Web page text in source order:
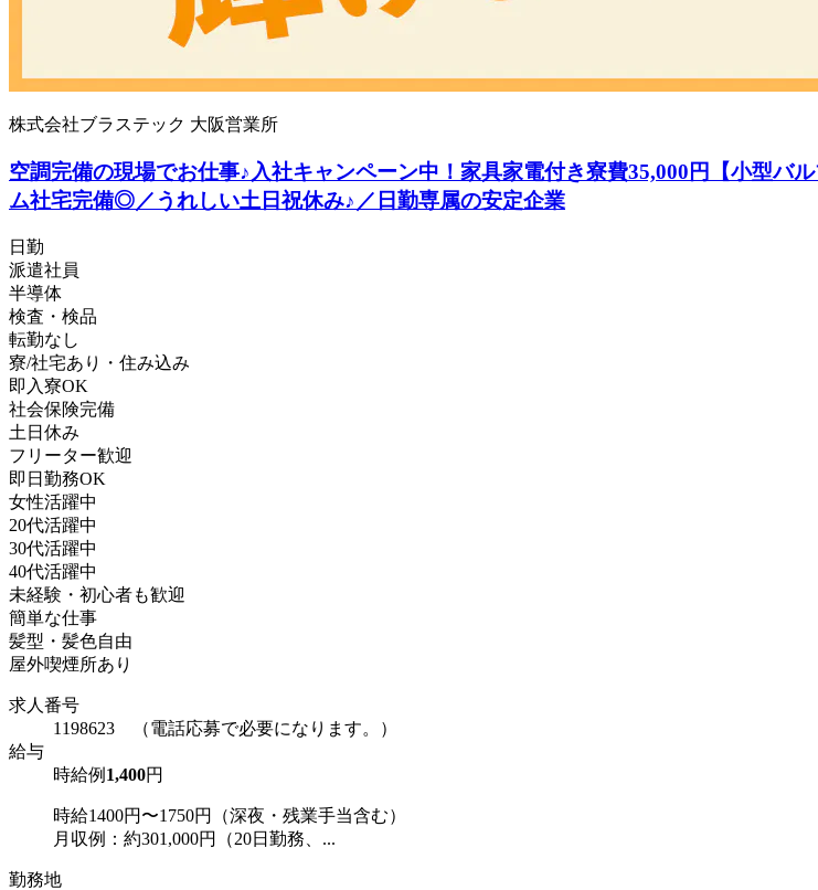
株式会社ブラステック 大阪営業所
空調完備の現場でお仕事♪入社キャンペーン中！家具家電付き寮費35,000円【小型バ
ム社宅完備◎／うれしい土日祝休み♪／日勤専属の安定企業
日勤
派遣社員
半導体
検査・検品
転勤なし
寮/社宅あり・住み込み
即入寮OK
社会保険完備
土日休み
フリーター歓迎
即日勤務OK
女性活躍中
20代活躍中
30代活躍中
40代活躍中
未経験・初心者も歓迎
簡単な仕事
髪型・髪色自由
屋外喫煙所あり
求人番号
1198623 （電話応募で必要になります。）
給与
時給例 1,400円
時給1400円〜1750円（深夜・残業手当含む）
月収例：約301,000円（20日勤務、...
勤務地